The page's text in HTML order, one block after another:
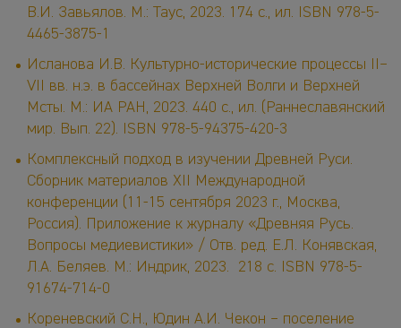
В.И. Завьялов. М.: Таус, 2023. 174 с., ил. ISBN 978-5-
4465-3875-1
Исланова И.В. Культурно-исторические процессы II–
VII вв. н.э. в бассейнах Верхней Волги и Верхней
Мсты. М.: ИА РАН, 2023. 440 с., ил. (Раннеславянский
мир. Вып. 22). ISBN 978-5-94375-420-3
Комплексный подход в изучении Древней Руси.
Сборник материалов XII Международной
конференции (11-15 сентября 2023 г., Москва,
Россия). Приложение к журналу «Древняя Русь.
Вопросы медиевистики» / Отв. ред. Е.Л. Конявская,
Л.А. Беляев. М.: Индрик, 2023. 218 с. ISBN 978-5-
91674-714-0
Кореневский С.Н., Юдин А.И. Чекон – поселение